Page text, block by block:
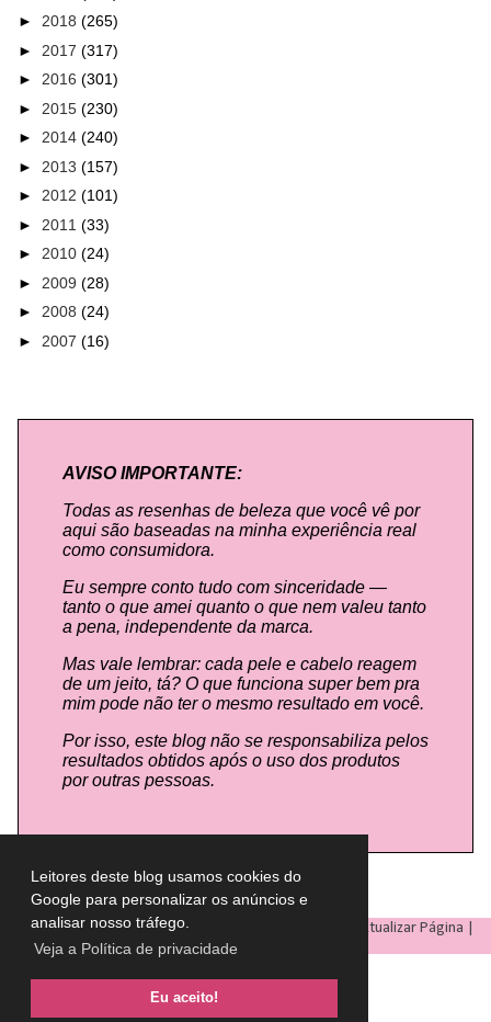
Leitores deste blog usamos cookies do
Google para personalizar os anúncios e
analisar nosso tráfego.
Veja a Política de privacidade
Eu aceito!
► 2018 (265)
► 2017 (317)
► 2016 (301)
► 2015 (230)
► 2014 (240)
► 2013 (157)
► 2012 (101)
► 2011 (33)
► 2010 (24)
► 2009 (28)
► 2008 (24)
► 2007 (16)
AVISO IMPORTANTE:
Todas as resenhas de beleza que você vê por
aqui são baseadas na minha experiência real
como consumidora.
Eu sempre conto tudo com sinceridade —
tanto o que amei quanto o que nem valeu tanto
a pena, independente da marca.
Mas vale lembrar: cada pele e cabelo reagem
de um jeito, tá? O que funciona super bem pra
mim pode não ter o mesmo resultado em você.
Por isso, este blog não se responsabiliza pelos
resultados obtidos após o uso dos produtos
por outras pessoas.
LULU ON THE SKY - Todos os direitos reservados © | Atualizar Página